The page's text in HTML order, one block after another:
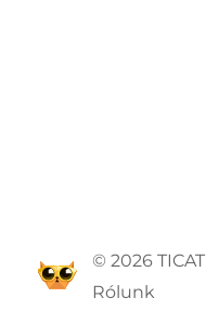
© 2026 TICAT
Rólunk